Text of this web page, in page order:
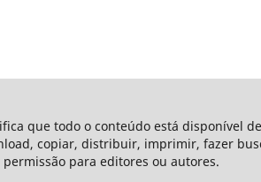
que todo o conteúdo está disponível
copiar, distribuir, imprimir, fazer
para editores ou autores.